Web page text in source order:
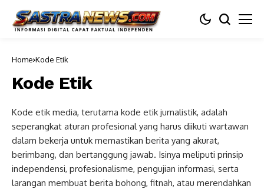
Home Kode Etik
Kode Etik
Kode etik media, terutama kode etik jurnalistik, adalah
seperangkat aturan profesional yang harus diikuti wartawan
dalam bekerja untuk memastikan berita yang akurat,
berimbang, dan bertanggung jawab. Isinya meliputi prinsip
independensi, profesionalisme, pengujian informasi, serta
larangan membuat berita bohong, fitnah, atau merendahkan